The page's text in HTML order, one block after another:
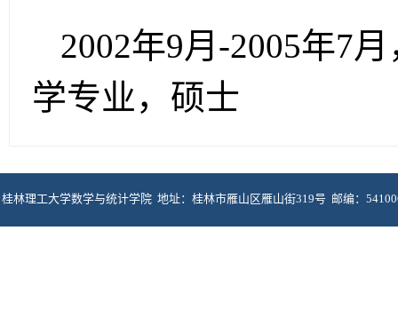
2002年9月-2005年7
学专业，硕士
桂林理工大学数学与统计学院 地址：桂林市雁山区雁山街319号 邮